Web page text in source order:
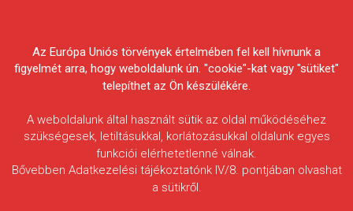
Egyesületek Szövetsége
Moldován Ferenc
Az Európa Uniós törvények értelmében fel kell hívnunk a
figyelmét arra, hogy weboldalunk ún. "cookie"-kat vagy "sütiket"
telepíthet az Ön készülékére.
A weboldalunk által használt sütik az oldal működéséhez
szükségesek, letiltásukkal, korlátozásukkal oldalunk egyes
funkciói elérhetetlenné válnak.
Bővebben Adatkezelési tájékoztatónk IV/8. pontjában olvashat
a sütikről.